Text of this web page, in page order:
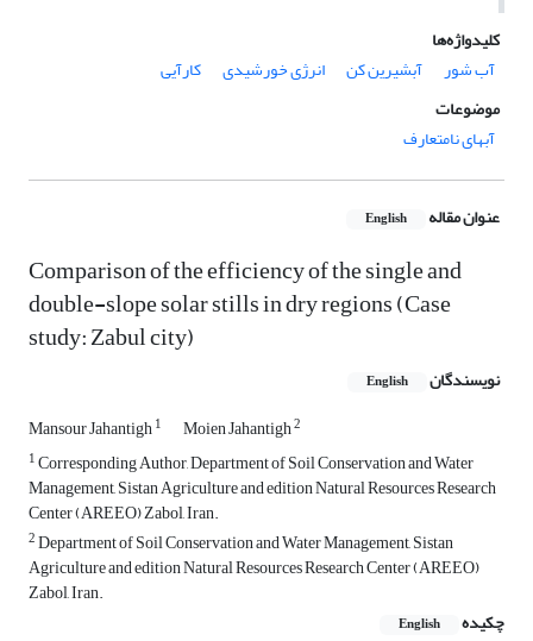
کلیدواژه‌ها
آب شور
آبشیرین کن انرژی خورشیدی
کارآیی
موضوعات
آبهای نامتعارف
عنوان مقاله English
Comparison of the efficiency of the single and
double-slope solar stills in dry regions (Case
study: Zabul city)
نویسندگان English
Mansour Jahantigh1 Moien Jahantigh2
1Corresponding Author, Department of Soil Conservation and Water
Management, Sistan Agriculture and edition Natural Resources Research
Center (AREEO) Zabol, Iran.
2Department of Soil Conservation and Water Management, Sistan
Agriculture and edition Natural Resources Research Center (AREEO)
Zabol, Iran.
چکیده
English